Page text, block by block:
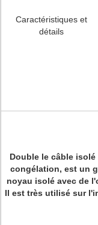
Caractéristiques et
détails
Double le câble
congélation, est un
noyau isolé avec de
Il est très utilisé sur